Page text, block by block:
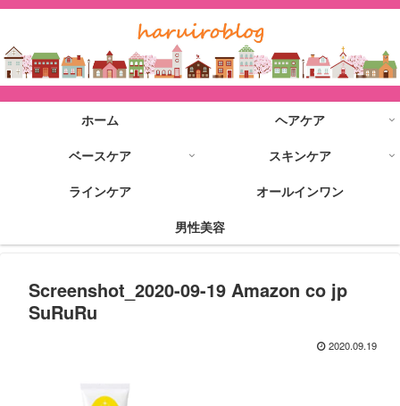
ホーム
ヘアケア
ベースケア
スキンケア
ラインケア
オールインワン
男性美容
Screenshot_2020-09-19 Amazon co jp
SuRuRu
2020.09.19